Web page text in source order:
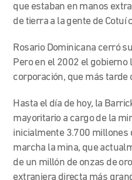
que estaban en manos
de tierra a la gente de Cotuí
Rosario Dominicana cerró
Pero en el 2002 el gobierno
corporación, que más tarde
Hasta el día de hoy, la
mayoritario a cargo de la
inicialmente 3.700 millones
marcha la mina, que
de un millón de onzas de
extranjera directa más